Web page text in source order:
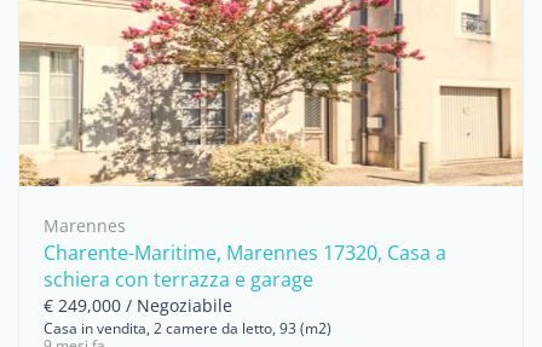
Marennes
Charente-Maritime, Marennes 17320, Casa a
schiera con terrazza e garage
€ 249,000 / Negoziabile
Casa in vendita, 2 camere da letto, 93 (m2)